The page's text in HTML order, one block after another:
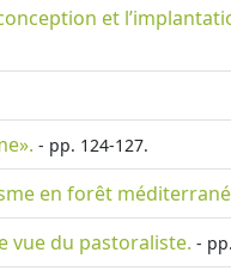
et
- pp. 124-127.
en forêt
vue du pastoraliste. -